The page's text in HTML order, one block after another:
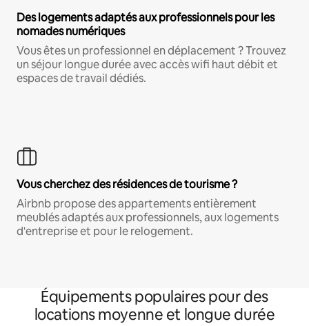
Des logements adaptés aux professionnels pour les
nomades numériques
Vous êtes un professionnel en déplacement ? Trouvez
un séjour longue durée avec accès wifi haut débit et
espaces de travail dédiés.
Vous cherchez des résidences de tourisme ?
Airbnb propose des appartements entièrement
meublés adaptés aux professionnels, aux logements
d'entreprise et pour le relogement.
Équipements populaires pour des
locations moyenne et longue durée